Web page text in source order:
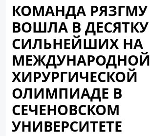
КОМАНДА РЯЗГМУ
ВОШЛА В ДЕСЯТКУ
СИЛЬНЕЙШИХ НА
МЕЖДУНАРОДНОЙ
ХИРУРГИЧЕСКОЙ
ОЛИМПИАДЕ В
СЕЧЕНОВСКОМ
УНИВЕРСИТЕТЕ